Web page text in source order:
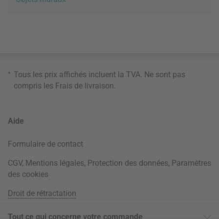
* Tous les prix affichés incluent la TVA. Ne sont pas
compris les Frais de livraison.
Aide
Formulaire de contact
CGV, Mentions légales, Protection des données, Paramètres
des cookies
Droit de rétractation
Tout ce qui concerne votre commande